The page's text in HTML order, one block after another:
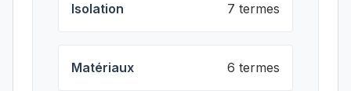
Isolation 7 termes
Matériaux 6 termes